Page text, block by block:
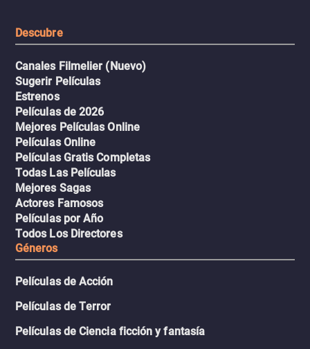
Descubre
Canales Filmelier (Nuevo)
Sugerir Películas
Estrenos
Películas de 2026
Mejores Películas Online
Películas Online
Películas Gratis Completas
Todas Las Películas
Mejores Sagas
Actores Famosos
Películas por Año
Todos Los Directores
Géneros
Películas de Acción
Películas de Terror
Películas de Ciencia ficción y fantasía